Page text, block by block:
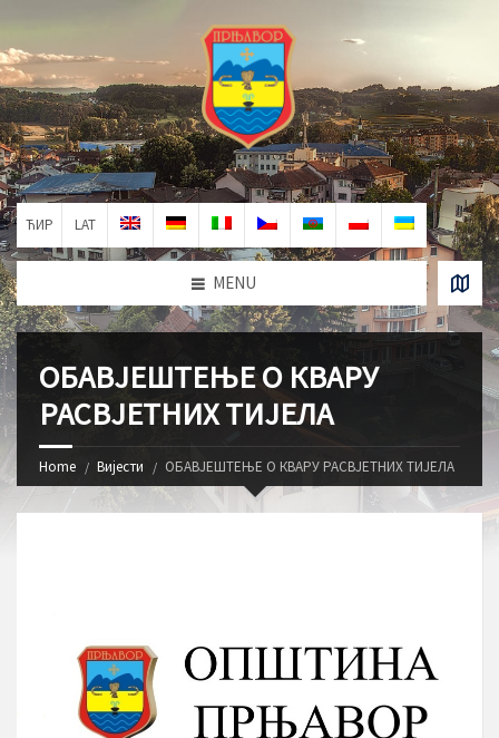
ЋИР LAT
MENU
ОБАВЈЕШТЕЊЕ О КВАРУ
РАСВЈЕТНИХ ТИЈЕЛА
Home Вијести ОБАВЈЕШТЕЊЕ О КВАРУ РАСВЈЕТНИХ ТИЈЕЛА